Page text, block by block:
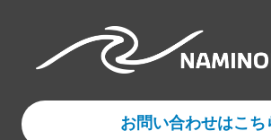
お問い合わせはこち